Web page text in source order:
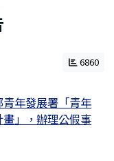
6860
年發展署「青年
」，辦理公假事